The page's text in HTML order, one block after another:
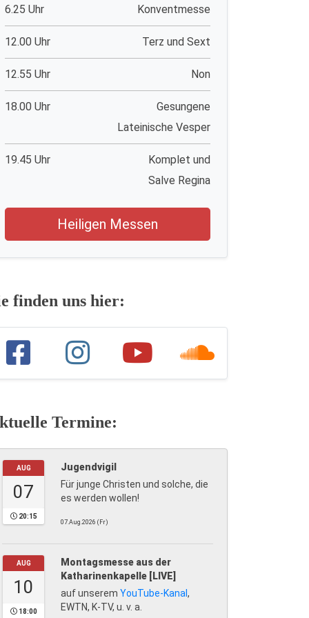
6.25 Uhr Konventmesse
12.00 Uhr Terz und Sext
12.55 Uhr Non
18.00 Uhr
Gesungene
Lateinische Vesper
19.45 Uhr
Komplet und
Salve Regina
Heiligen Messen
finden uns hier:
Termine:
AUG
07
20:15
Jugendvigil
Für junge Christen und solche, die
es werden wollen!
07.Aug.2026 (Fr)
AUG
10
18:00
Montagsmesse aus der
Katharinenkapelle [LIVE]
auf unserem YouTube-Kanal ,
EWTN, K-TV, u. v. a.